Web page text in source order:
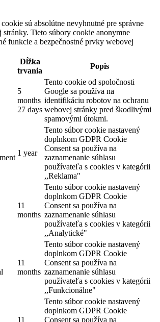
sú absolútne nevyhnutné pre správne
Tieto súbory cookie anonymne
funkcie a bezpečnostné prvky webovej
Dĺžka
trvania
Popis
5
months
27 days
Tento cookie od spoločnosti
Google sa používa na
identifikáciu robotov na ochranu
webovej stránky pred škodlivými
spamovými útokmi.
1 year
Tento súbor cookie nastavený
doplnkom GDPR Cookie
Consent sa používa na
zaznamenanie súhlasu
používateľa s cookies v kategórii
,,Reklama"
11
months
Tento súbor cookie nastavený
doplnkom GDPR Cookie
Consent sa používa na
zaznamenanie súhlasu
používateľa s cookies v kategórii
,,Analytické"
11
months
Tento súbor cookie nastavený
doplnkom GDPR Cookie
Consent sa používa na
zaznamenanie súhlasu
používateľa s cookies v kategórii
,,Funkcionálne"
11
Tento súbor cookie nastavený
doplnkom GDPR Cookie
Consent sa používa na